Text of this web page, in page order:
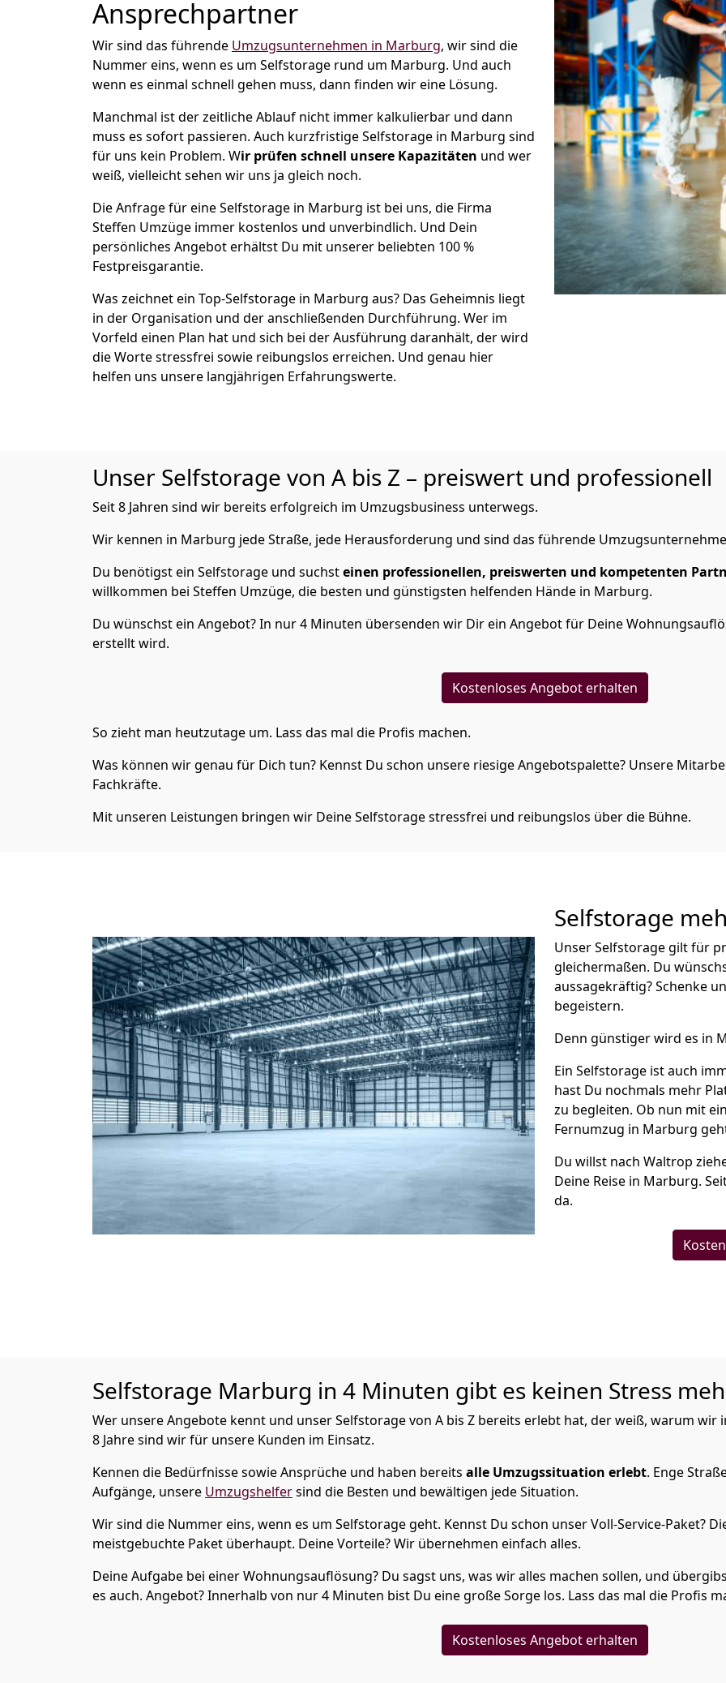
Ansprechpartner
Wir sind das führende Umzugsunternehmen in Marburg, wir sind die
Nummer eins, wenn es um Selfstorage rund um Marburg. Und auch
wenn es einmal schnell gehen muss, dann finden wir eine Lösung.
Manchmal ist der zeitliche Ablauf nicht immer kalkulierbar und dann
muss es sofort passieren. Auch kurzfristige Selfstorage in Marburg sind
für uns kein Problem. Wir prüfen schnell unsere Kapazitäten und wer
weiß, vielleicht sehen wir uns ja gleich noch.
Die Anfrage für eine Selfstorage in Marburg ist bei uns, die Firma
Steffen Umzüge immer kostenlos und unverbindlich. Und Dein
persönliches Angebot erhältst Du mit unserer beliebten 100 %
Festpreisgarantie.
Was zeichnet ein Top-Selfstorage in Marburg aus? Das Geheimnis liegt
in der Organisation und der anschließenden Durchführung. Wer im
Vorfeld einen Plan hat und sich bei der Ausführung daranhält, der wird
die Worte stressfrei sowie reibungslos erreichen. Und genau hier
helfen uns unsere langjährigen Erfahrungswerte.
Unser Selfstorage von A bis Z – preiswert und professionell
Seit 8 Jahren sind wir bereits erfolgreich im Umzugsbusiness unterwegs.
Wir kennen in Marburg jede Straße, jede Herausforderung und sind das führende
Du benötigst ein Selfstorage und suchsteinen professionellen, preiswerten und kompetenten
willkommen bei Steffen Umzüge, die besten und günstigsten helfenden Hände in Marburg.
Du wünschst ein Angebot? In nur 4 Minuten übersenden wir Dir ein Angebot für Deine
erstellt wird.
Kostenloses Angebot erhalten
So zieht man heutzutage um. Lass das mal die Profis machen.
Was können wir genau für Dich tun? Kennst Du schon unsere riesige Angebotspalette? Unsere
Fachkräfte.
Mit unseren Leistungen bringen wir Deine Selfstorage stressfrei und reibungslos über die Bühne.
Selfstorage
Unser Selfstorage gilt für
gleichermaßen. Du
aussagekräftig? Schenke
begeistern.
Denn günstiger wird es in
Ein Selfstorage ist auch
hast Du nochmals mehr
zu begleiten. Ob nun mit
Fernumzug in Marburg
Du willst nach Waltrop
Deine Reise in Marburg.
da.
Selfstorage Marburg in 4 Minuten gibt es keinen Stress
Wer unsere Angebote kennt und unser Selfstorage von A bis Z bereits erlebt hat, der weiß, warum
8 Jahre sind wir für unsere Kunden im Einsatz.
Kennen die Bedürfnisse sowie Ansprüche und haben bereits alle Umzugssituation erlebt. Enge
Aufgänge, unsere Umzugshelfersind die Besten und bewältigen jede Situation.
Wir sind die Nummer eins, wenn es um Selfstorage geht. Kennst Du schon unser Voll-Service-Paket?
meistgebuchte Paket überhaupt. Deine Vorteile? Wir übernehmen einfach alles.
Deine Aufgabe bei einer Wohnungsauflösung? Du sagst uns, was wir alles machen sollen, und
es auch. Angebot? Innerhalb von nur 4 Minuten bist Du eine große Sorge los. Lass das mal die Profis
Kostenloses Angebot erhalten